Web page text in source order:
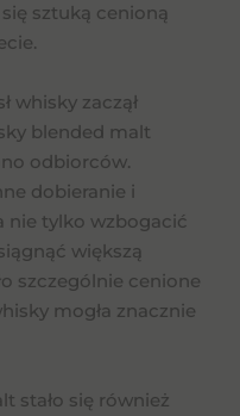
się sztuką cenioną
whisky zaczął
blended malt
odbiorców.
dobieranie i
nie tylko wzbogacić
większą
szczególnie cenione
mogła znacznie
stało się również